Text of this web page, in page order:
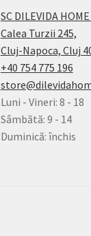
SC DILEVIDA HOME
Calea Turzii 245,
Cluj-Napoca, Cluj
+40 754 775 196
Luni - Vineri: 8 - 18
Sâmbătă: 9 - 14
Duminică: închis